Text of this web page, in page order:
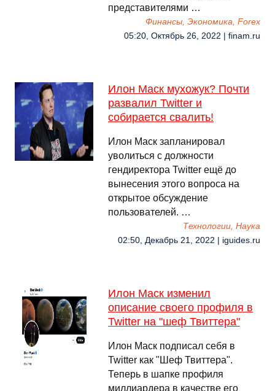
представителями …
Финансы, Экономика, Forex
05:20, Октябрь 26, 2022 | finam.ru
Илон Маск мухожук? Почти
развалил Twitter и
собирается свалить!
Илон Маск запланировал
уволиться с должности
гендиректора Twitter ещё до
вынесения этого вопроса на
открытое обсуждение
пользователей. …
Технологии, Наука
02:50, Декабрь 21, 2022 | iguides.ru
Илон Маск изменил
описание своего профиля в
Twitter на "шеф Твиттера"
Илон Маск подписал себя в
Twitter как "Шеф Твиттера".
Теперь в шапке профиля
миллиардера в качестве его